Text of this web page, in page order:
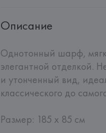
Описание
Однотонный шарф,
элегантной отделкой.
и утонченный вид,
классического до
Размер: 185 x 85 см